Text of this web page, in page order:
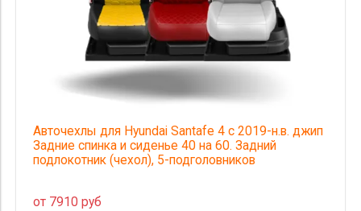
Авточехлы для Hyundai Santafe 4 с 2019-н.в. джип
Задние спинка и сиденье 40 на 60. Задний
подлокотник (чехол), 5-подголовников
от 7910 руб